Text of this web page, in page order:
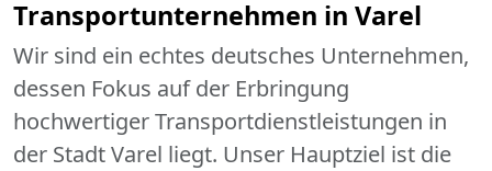
Transportunternehmen in Varel
Wir sind ein echtes deutsches Unternehmen,
dessen Fokus auf der Erbringung
hochwertiger Transportdienstleistungen in
der Stadt Varel liegt. Unser Hauptziel ist die